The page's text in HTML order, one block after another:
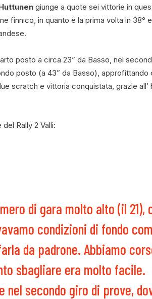
giunge a quote sei vittorie in
finnico, in quanto è la prima volta in 38°
posto a circa 23” da Basso, nel
posto (a 43” da Basso), approfittando
scratch e vittoria conquistata, grazie all’
Rally 2 Valli:
di gara molto alto (il 21),
condizioni di fondo
da padrone. Abbiamo
sbagliare era molto facile.
nel secondo giro di prove,